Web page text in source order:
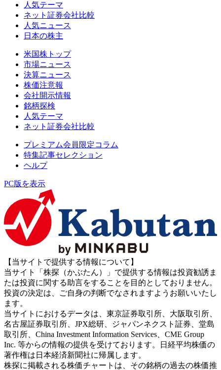
人気テーマ
ネット証券会社比較
人気ニュース
日本の株主
米国株トップ
市場ニュース
決算ニュース
株価注意報
会社開示情報
銘柄探検
人気テーマ
ネット証券会社比較
プレミアム会員限定コラム
特集記事セレクション
ヘルプ
PC版を表示
【当サイトで提供する情報について】
当サイト「株探（かぶたん）」で提供する情報は投資勧誘ま
たは投資に関する助言をすることを目的としておりません。
投資の決定は、ご自身の判断でなされますようお願いいたし
ます。
当サイトにおけるデータは、東京証券取引所、大阪取引所、
名古屋証券取引所、JPX総研、ジャパンネクスト証券、堂島
取引所、China Investment Information Services、CME Group
Inc. 等からの情報の提供を受けております。日経平均株価の
著作権は日本経済新聞社に帰属します。
株探に掲載される株価チャートは、その銘柄の過去の株価推